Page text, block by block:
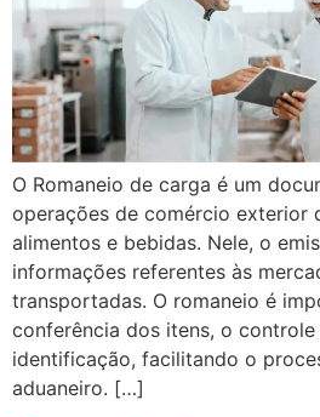
O Romaneio de carga é um
operações de comércio exterior
alimentos e bebidas. Nele, o
informações referentes às
transportadas. O romaneio é
conferência dos itens, o
identificação, facilitando o
aduaneiro. […]